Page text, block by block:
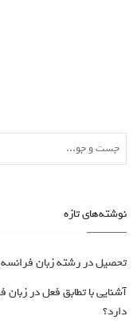
نوشته‌های تازه
تحصیل در رشته زبان فرانسه
آشنایی با تطابق فعل در
دارد؟